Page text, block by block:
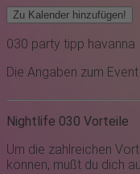
Zu Kalender hinzufügen!
030 party tipp havanna
Die Angaben zum
Nightlife 030 Vorteile
Um die zahlreichen
können, mußt du dich